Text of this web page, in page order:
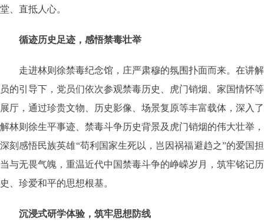
堂、直抵人心。
循迹历史足迹，感悟禁毒壮举
走进林则徐禁毒纪念馆，庄严肃穆的氛围扑面而来。在讲解
员的引导下，党员们依次参观禁毒历史、虎门销烟、家国情怀等
展厅，通过珍贵文物、历史影像、场景复原等丰富载体，深入了
解林则徐生平事迹、禁毒斗争历史背景及虎门销烟的伟大壮举，
深刻感悟民族英雄“苟利国家生死以，岂因祸福避趋之”的爱国担
当与无畏气魄，重温近代中国禁毒斗争的峥嵘岁月，筑牢铭记历
史、珍爱和平的思想根基。
沉浸式研学体验，筑牢思想防线